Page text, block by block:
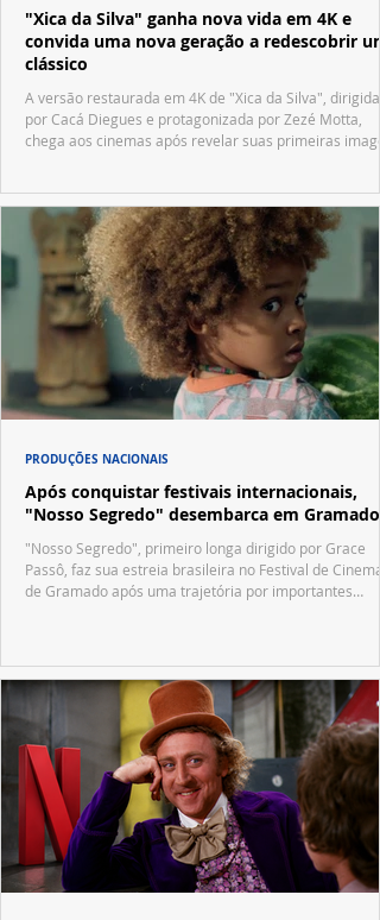
"Xica da Silva" ganha nova vida em 4K e
convida uma nova geração a redescobrir um
clássico
A versão restaurada em 4K de "Xica da Silva", dirigida
por Cacá Diegues e protagonizada por Zezé Motta,
chega aos cinemas após revelar suas primeiras
Após conquistar festivais internacionais,
"Nosso Segredo" desembarca em Gramado
"Nosso Segredo", primeiro longa dirigido por Grace
Passô, faz sua estreia brasileira no Festival de Cinema
de Gramado após uma trajetória por importantes
PRODUÇÕES NACIONAIS